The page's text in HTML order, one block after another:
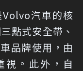
汽車的核
點式安全帶、
品牌使用，由
視。此外，自